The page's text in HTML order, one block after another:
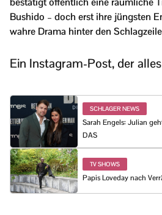
Bushido – doch erst ihre jüngsten
wahre Drama hinter den
Ein Instagram-Post, der
SCHLAGER NEWS
Sarah Engels: Julian
DAS
TV SHOWS
Papis Loveday nach